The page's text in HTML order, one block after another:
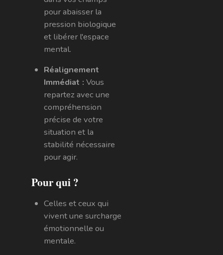
pour abaisser la
pression biologique
et libérer l'espace
mental.
Réalignement
Immédiat : Vous
repartez avec une
compréhension
précise de votre
situation et la
stabilité nécessaire
pour agir.
Pour qui ?
Celles et ceux qui
vivent une surcharge
émotionnelle ou
mentale.